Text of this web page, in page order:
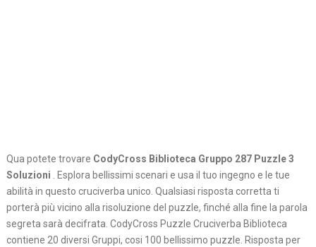
Qua potete trovare CodyCross Biblioteca Gruppo 287 Puzzle 3
Soluzioni . Esplora bellissimi scenari e usa il tuo ingegno e le tue
abilità in questo cruciverba unico. Qualsiasi risposta corretta ti
porterà più vicino alla risoluzione del puzzle, finché alla fine la parola
segreta sarà decifrata. CodyCross Puzzle Cruciverba Biblioteca
contiene 20 diversi Gruppi, cosi 100 bellissimo puzzle. Risposta per